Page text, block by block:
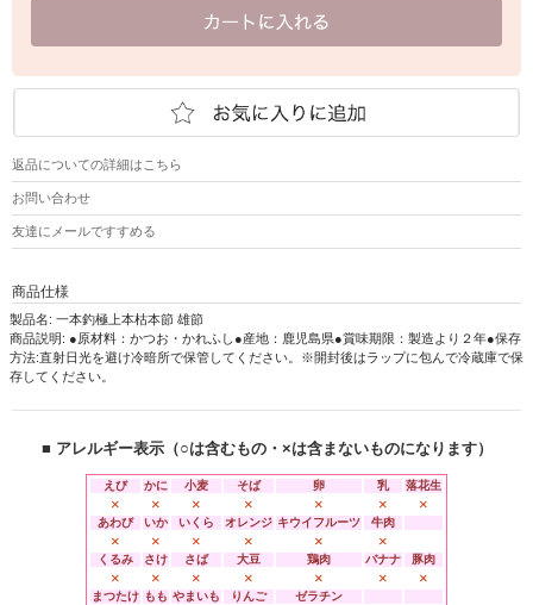
返品についての詳細はこちら
お問い合わせ
友達にメールですすめる
商品仕様
製品名: 一本釣極上本枯本節 雄節
商品説明: ●原材料：かつお・かれふし●産地：鹿児島県●賞味期限：製造より２年●保存
方法:直射日光を避け冷暗所で保管してください。※開封後はラップに包んで冷蔵庫で保
存してください。
■ アレルギー表示（○は含むもの・×は含まないものになります）
えび かに 小麦 そば 卵 乳 落花生
× × × × × × ×
あわび いか いくら オレンジ キウイフルーツ 牛肉
× × × × × ×
くるみ さけ さば 大豆 鶏肉 バナナ 豚肉
× × × × × × ×
まつたけ もも やまいも りんご ゼラチン